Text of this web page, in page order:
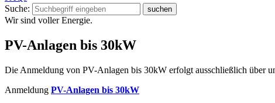
Suche:
Wir sind voller Energie.
PV-Anlagen bis 30kW
Die Anmeldung von PV-Anlagen bis 30kW erfolgt ausschließlich über
Anmeldung PV-Anlagen bis 30kW